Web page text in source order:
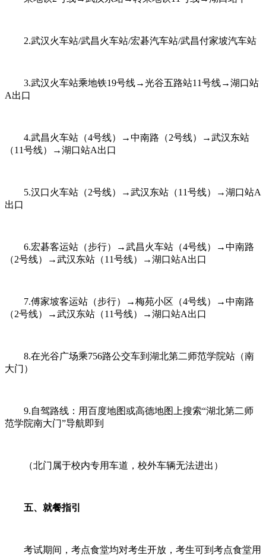
2.武汉火车站/武昌火车站/宏碁汽车站/武昌付家坡汽车站
3.武汉火车站乘地铁19号线→光谷五路站11号线→湖口站
A出口
4.武昌火车站（4号线）→中南路（2号线）→武汉东站
（11号线）→湖口站A出口
5.汉口火车站（2号线）→武汉东站（11号线）→湖口站A
出口
6.宏碁客运站（步行）→武昌火车站（4号线）→中南路
（2号线）→武汉东站（11号线）→湖口站A出口
7.傅家坡客运站（步行）→梅苑小区（4号线）→中南路
（2号线）→武汉东站（11号线）→湖口站A出口
8.在光谷广场乘756路公交车到湖北第二师范学院站（南
大门）
9.自驾路线：用百度地图或高德地图上搜索“湖北第二师
范学院南大门”导航即到
（北门属于校内专用车道，校外车辆无法进出）
五、就餐指引
考试期间，考点食堂均对考生开放，考生可到考点食堂用